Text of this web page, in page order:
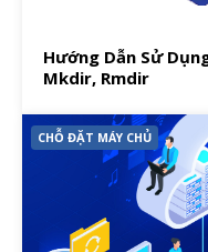
Hướng Dẫn Sử
Mkdir, Rmdir
CHỖ ĐẶT MÁY CHỦ